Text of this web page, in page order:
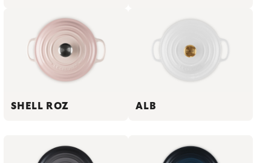
SHELL ROZ ALB